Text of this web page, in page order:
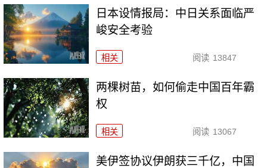
日本设情报局：中日关系面临严
峻安全考验
相关 阅读 13847
两棵树苗，如何偷走中国百年霸
权
相关 阅读 13067
美伊签协议伊朗获三千亿，中国